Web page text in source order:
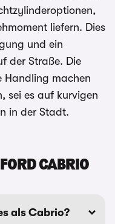
liefern. Dies
und ein
der Straße. Die
Handling machen
sei es auf kurvigen
in der Stadt.
CABRIO
als Cabrio?